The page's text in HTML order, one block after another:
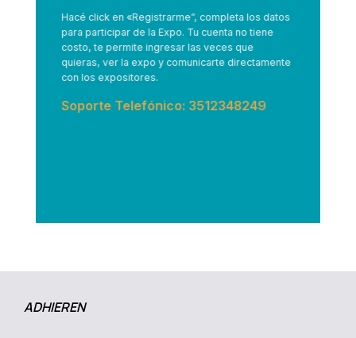
Hacé click en «Registrarme”, completa los datos
para participar de la Expo. Tu cuenta no tiene
costo, te permite ingresar las veces que
quieras, ver la expo y comunicarte directamente
con los expositores.
Soporte Telefónico: 3512348249
ADHIEREN